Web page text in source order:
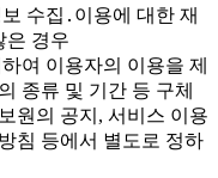
수집․이용에 대한 재
은 경우
여 이용자의 이용을 제
종류 및 기간 등 구체
원의 공지, 서비스 이용
침 등에서 별도로 정하